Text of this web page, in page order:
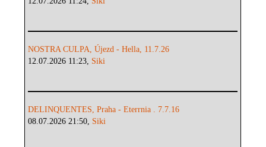
NOSTRA CULPA, Újezd - Hella, 11.7.26
12.07.2026 11:23, Siki
DELINQUENTES, Praha - Eterrnia . 7.7.16
08.07.2026 21:50, Siki